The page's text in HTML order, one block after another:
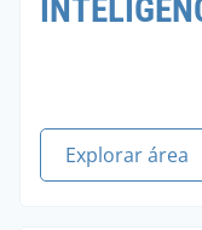
Explorar área